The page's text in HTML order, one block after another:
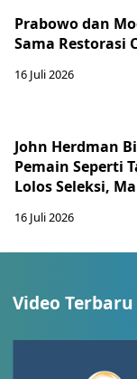
Prabowo dan
Sama Restorasi
16 Juli 2026
John Herdman
Pemain Seperti
Lolos Seleksi,
16 Juli 2026
Video Terbaru